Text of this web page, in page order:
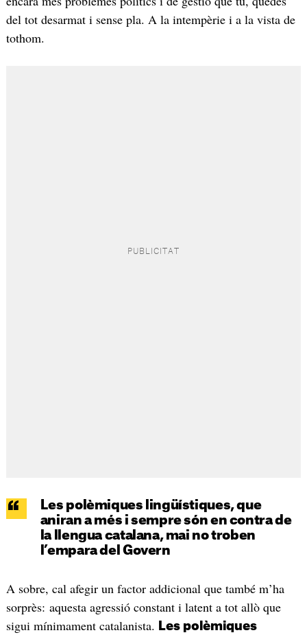
del tot desarmat i sense pla. A la intempèrie i a la vista de
tothom.
Les polèmiques lingüístiques, que
aniran a més i sempre són en contra de
la llengua catalana, mai no troben
l’empara del Govern
A sobre, cal afegir un factor addicional que també m’ha
sorprès: aquesta agressió constant i latent a tot allò que
sigui mínimament catalanista.
Les polèmiques